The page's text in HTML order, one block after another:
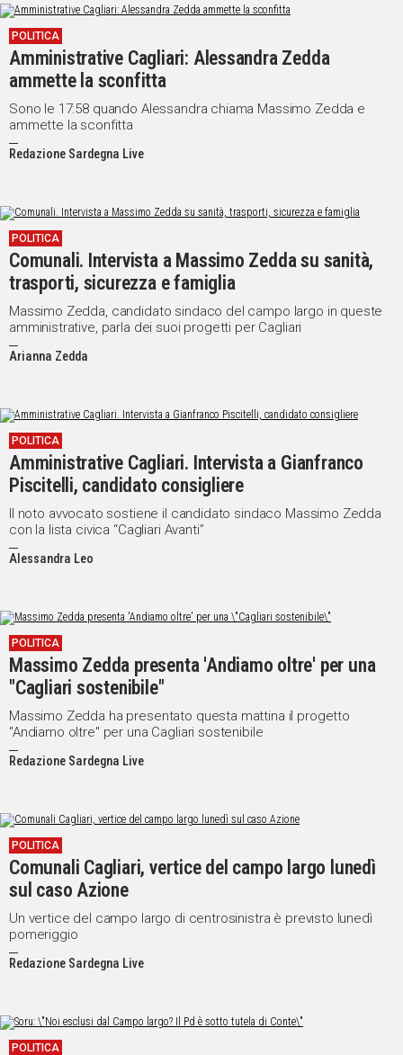
POLITICA
Amministrative Cagliari: Alessandra Zedda
ammette la sconfitta
Sono le 17:58 quando Alessandra chiama Massimo Zedda e
ammette la sconfitta
Redazione Sardegna Live
POLITICA
Comunali. Intervista a Massimo Zedda su sanità,
trasporti, sicurezza e famiglia
Massimo Zedda, candidato sindaco del campo largo in queste
amministrative, parla dei suoi progetti per Cagliari
Arianna Zedda
POLITICA
Amministrative Cagliari. Intervista a Gianfranco
Piscitelli, candidato consigliere
Il noto avvocato sostiene il candidato sindaco Massimo Zedda
con la lista civica “Cagliari Avanti”
Alessandra Leo
POLITICA
Massimo Zedda presenta 'Andiamo oltre' per una
"Cagliari sostenibile"
Massimo Zedda ha presentato questa mattina il progetto
"Andiamo oltre" per una Cagliari sostenibile
Redazione Sardegna Live
POLITICA
Comunali Cagliari, vertice del campo largo lunedì
sul caso Azione
Un vertice del campo largo di centrosinistra è previsto lunedì
pomeriggio
Redazione Sardegna Live
POLITICA